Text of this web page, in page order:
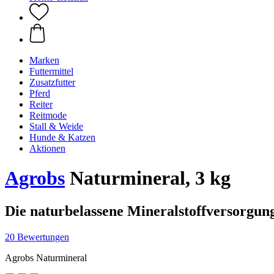
Marken
Futtermittel
Zusatzfutter
Pferd
Reiter
Reitmode
Stall & Weide
Hunde & Katzen
Aktionen
Agrobs Naturmineral, 3 kg
Die naturbelassene
20 Bewertungen
Agrobs Naturmineral